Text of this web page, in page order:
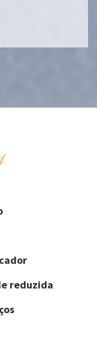
reduzida